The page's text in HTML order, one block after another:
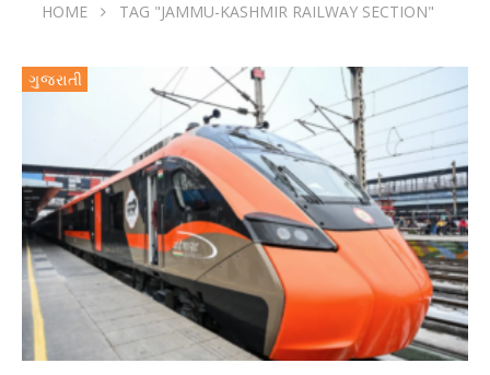
HOME TAG "JAMMU-KASHMIR RAILWAY SECTION"
ગુજરાતી